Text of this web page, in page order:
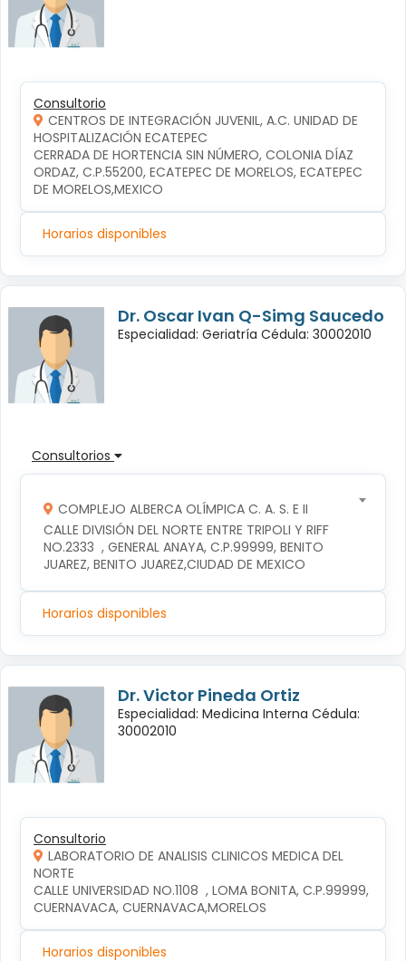
Consultorio
CENTROS DE INTEGRACIÓN JUVENIL, A.C. UNIDAD DE
HOSPITALIZACIÓN ECATEPEC
CERRADA DE HORTENCIA SIN NÚMERO, COLONIA DÍAZ
ORDAZ, C.P.55200, ECATEPEC DE MORELOS, ECATEPEC
DE MORELOS,MEXICO
Horarios disponibles
Dr. Oscar Ivan Q-Simg Saucedo
Especialidad: Geriatría Cédula: 30002010
Consultorios
COMPLEJO ALBERCA OLÍMPICA C. A. S. E II
CALLE DIVISIÓN DEL NORTE ENTRE TRIPOLI Y RIFF
NO.2333  , GENERAL ANAYA, C.P.99999, BENITO
JUAREZ, BENITO JUAREZ,CIUDAD DE MEXICO
Horarios disponibles
Dr. Victor Pineda Ortiz
Especialidad: Medicina Interna Cédula:
30002010
Consultorio
LABORATORIO DE ANALISIS CLINICOS MEDICA DEL
NORTE
CALLE UNIVERSIDAD NO.1108  , LOMA BONITA, C.P.99999,
CUERNAVACA, CUERNAVACA,MORELOS
Horarios disponibles